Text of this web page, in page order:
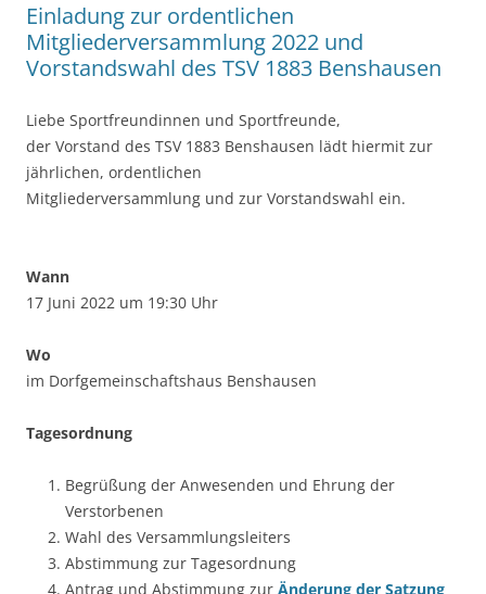
Einladung zur ordentlichen
Mitgliederversammlung 2022 und
Vorstandswahl des TSV 1883 Benshausen
Liebe Sportfreundinnen und Sportfreunde,
der Vorstand des TSV 1883 Benshausen lädt hiermit zur
jährlichen, ordentlichen
Mitgliederversammlung und zur Vorstandswahl ein.
Wann
17 Juni 2022 um 19:30 Uhr
Wo
im Dorfgemeinschaftshaus Benshausen
Tagesordnung
Begrüßung der Anwesenden und Ehrung der
Verstorbenen
Wahl des Versammlungsleiters
Abstimmung zur Tagesordnung
Antrag und Abstimmung zur Änderung der Satzung